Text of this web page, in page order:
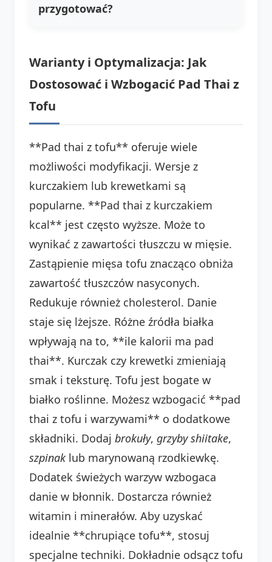
przygotować?
Warianty i Optymalizacja: Jak
Dostosować i Wzbogacić Pad Thai z
Tofu
**Pad thai z tofu** oferuje wiele
możliwości modyfikacji. Wersje z
kurczakiem lub krewetkami są
popularne. **Pad thai z kurczakiem
kcal** jest często wyższe. Może to
wynikać z zawartości tłuszczu w mięsie.
Zastąpienie mięsa tofu znacząco obniża
zawartość tłuszczów nasyconych.
Redukuje również cholesterol. Danie
staje się lżejsze. Różne źródła białka
wpływają na to, **ile kalorii ma pad
thai**. Kurczak czy krewetki zmieniają
smak i teksturę. Tofu jest bogate w
białko roślinne. Możesz wzbogacić **pad
thai z tofu i warzywami** o dodatkowe
składniki. Dodaj brokuły, grzyby shiitake,
szpinak lub marynowaną rzodkiewkę.
Dodatek świeżych warzyw wzbogaca
danie w błonnik. Dostarcza również
witamin i minerałów. Aby uzyskać
idealnie **chrupiące tofu**, stosuj
specjalne techniki. Dokładnie odsącz tofu